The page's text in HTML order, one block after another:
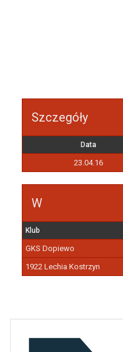
Szczegóły
Data
23.04.16
W
Klub
GKS Dopiewo
1922 Lechia Kostrzyn